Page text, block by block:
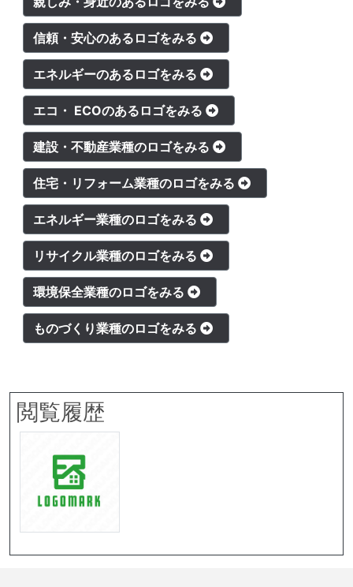
信頼・安心のあるロゴをみる
エネルギーのあるロゴをみる
エコ・ ECOのあるロゴをみる
建設・不動産業種のロゴをみる
住宅・リフォーム業種のロゴをみる
エネルギー業種のロゴをみる
リサイクル業種のロゴをみる
環境保全業種のロゴをみる
ものづくり業種のロゴをみる
閲覧履歴